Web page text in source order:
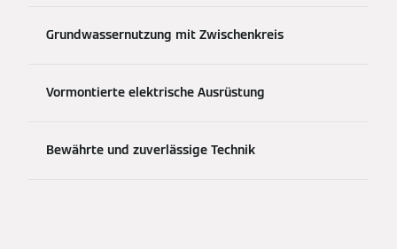
Grundwassernutzung mit Zwischenkreis
Vormontierte elektrische Ausrüstung
Bewährte und zuverlässige Technik